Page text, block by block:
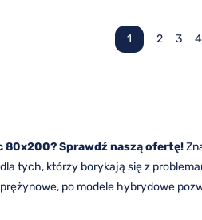
1 2 3 4
80x200? Sprawdź naszą ofertę!
tych, którzy borykają się z
po modele hybrydowe